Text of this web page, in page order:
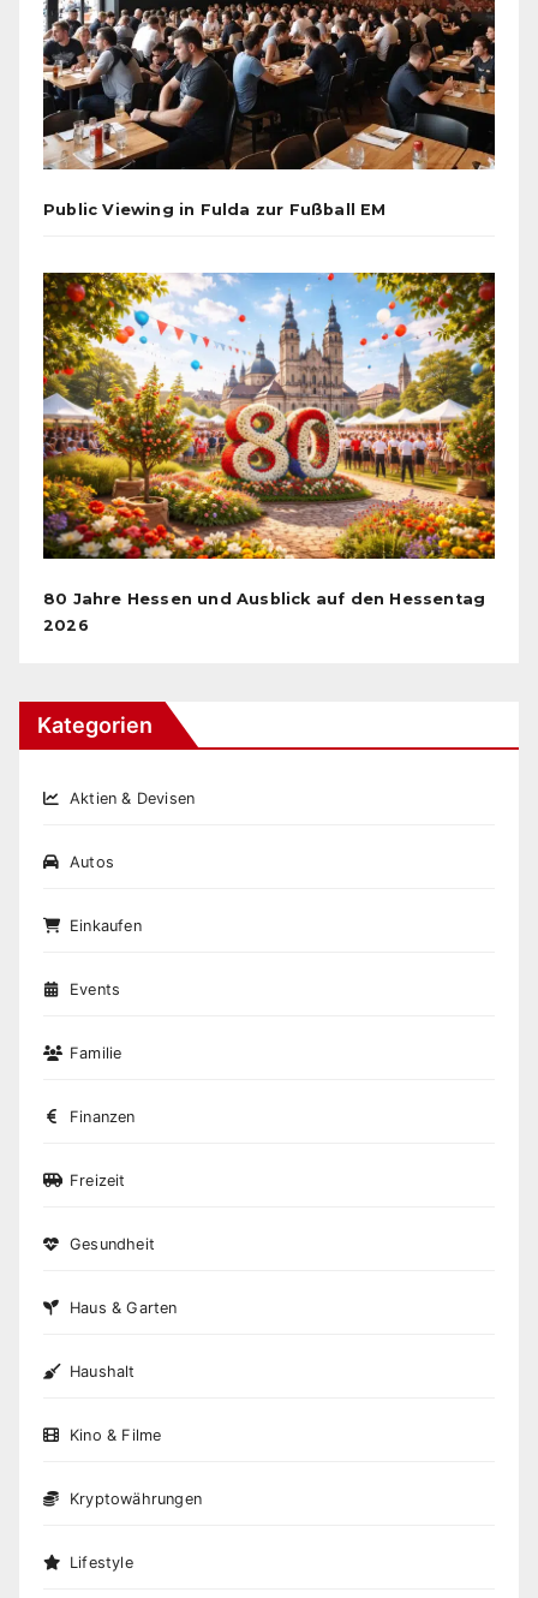
Public Viewing in Fulda zur Fußball EM
80 Jahre Hessen und Ausblick auf den Hessentag
2026
Kategorien
Aktien & Devisen
Autos
Einkaufen
Events
Familie
Finanzen
Freizeit
Gesundheit
Haus & Garten
Haushalt
Kino & Filme
Kryptowährungen
Lifestyle